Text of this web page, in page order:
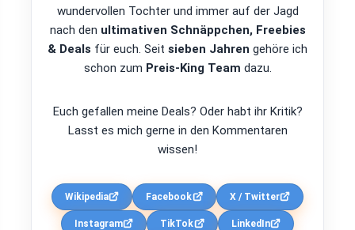
wundervollen Tochter und immer auf der Jagd
nach den ultimativen Schnäppchen, Freebies
& Deals für euch. Seit sieben Jahren gehöre ich
schon zum Preis-King Team dazu.
Euch gefallen meine Deals? Oder habt ihr Kritik?
Lasst es mich gerne in den Kommentaren
wissen!
Wikipedia Facebook X / Twitter
Instagram TikTok LinkedIn